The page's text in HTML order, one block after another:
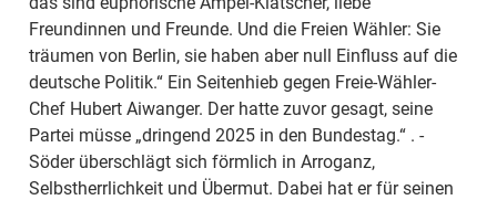
Freundinnen und Freunde. Und die Freien Wähler: Sie
träumen von Berlin, sie haben aber null Einfluss auf die
deutsche Politik.“ Ein Seitenhieb gegen Freie-Wähler-
Chef Hubert Aiwanger. Der hatte zuvor gesagt, seine
Partei müsse „dringend 2025 in den Bundestag.“ . -
Söder überschlägt sich förmlich in Arroganz,
Selbstherrlichkeit und Übermut. Dabei hat er für seinen